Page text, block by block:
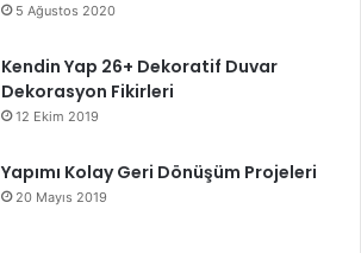
5 Ağustos 2020
Kendin Yap 26+ Dekoratif Duvar
Dekorasyon Fikirleri
12 Ekim 2019
Yapımı Kolay Geri Dönüşüm Projeleri
20 Mayıs 2019